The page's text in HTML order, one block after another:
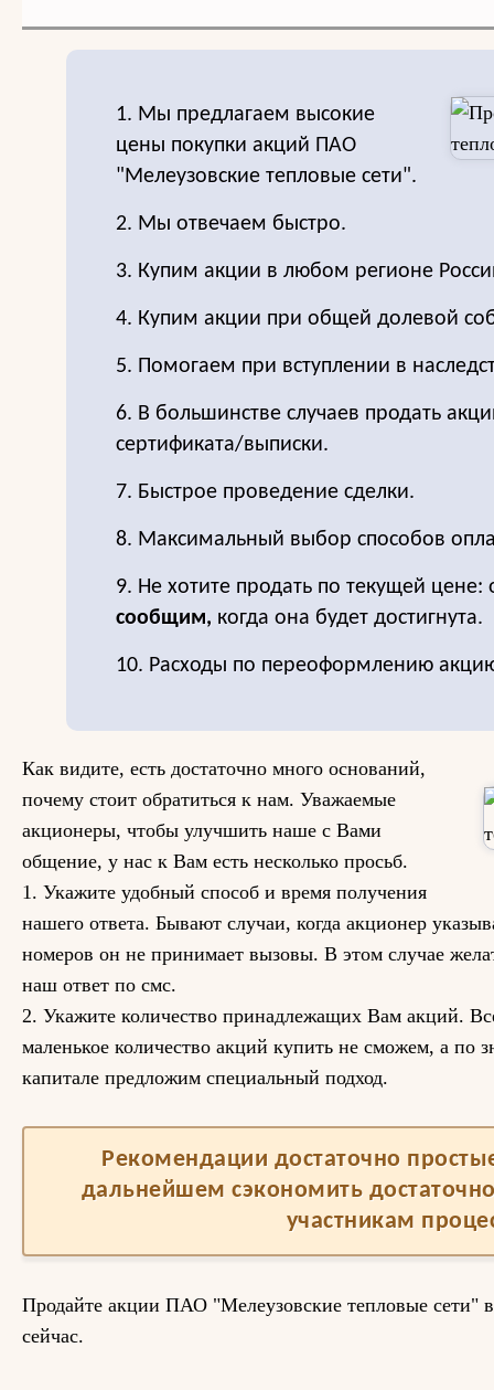
1. Мы предлагаем высокие
цены покупки акций ПАО
"Мелеузовские тепловые сети".
2. Мы отвечаем быстро.
3. Купим акции в любом регионе
4. Купим акции при общей долевой
5. Помогаем при вступлении в
6. В большинстве случаев продать
сертификата/выписки.
7. Быстрое проведение сделки.
8. Максимальный выбор способов
9. Не хотите продать по текущей цене:
сообщим, когда она будет достигнута.
10. Расходы по переоформлению
Как видите, есть достаточно много оснований,
почему стоит обратиться к нам. Уважаемые
акционеры, чтобы улучшить наше с Вами
общение, у нас к Вам есть несколько просьб.
1. Укажите удобный способ и время получения
нашего ответа. Бывают случаи, когда акционер
номеров он не принимает вызовы. В этом случае
наш ответ по смс.
2. Укажите количество принадлежащих Вам акций.
маленькое количество акций купить не сможем, а по
капитале предложим специальный подход.
Рекомендации достаточно
дальнейшем сэкономить
участникам
Продайте акции ПАО "Мелеузовские тепловые сети"
сейчас.